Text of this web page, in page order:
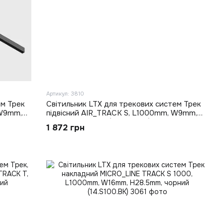
Трек
Артикул: 3810
Світильник LTX для трекових систем Трек
підвісний AIR_TRACK S, L1000mm, W9mm,
H14.8mm, латунь (15.S100.BR)
1 872 грн